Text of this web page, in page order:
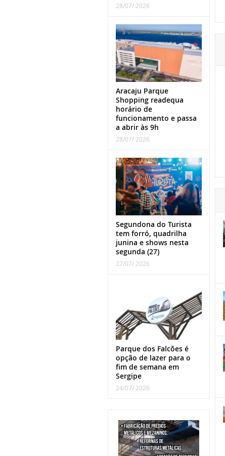
28/07/ 2026
Aracaju Parque
Shopping readequa
horário de
funcionamento e passa
a abrir às 9h
28/07/ 2026
Segundona do Turista
tem forró, quadrilha
junina e shows nesta
segunda (27)
27/07/ 2026
Parque dos Falcões é
opção de lazer para o
fim de semana em
Sergipe
24/07/ 2026